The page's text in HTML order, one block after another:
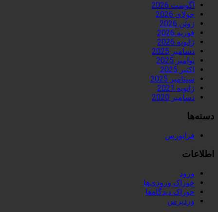
آگوست 2026
جولای 2026
ژوئن 2026
فوریه 2026
ژانویه 2026
دسامبر 2025
نوامبر 2025
اکتبر 2025
سپتامبر 2025
ژانویه 2021
دسامبر 2020
دسته‌ها
فرابورس
اطلاعات
ورود
خوراک ورودی‌ها
خوراک دیدگاه‌ها
وردپرس